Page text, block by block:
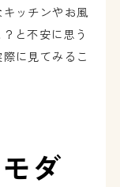
ッチンやお風
と不安に思う
に見てみるこ
ダ